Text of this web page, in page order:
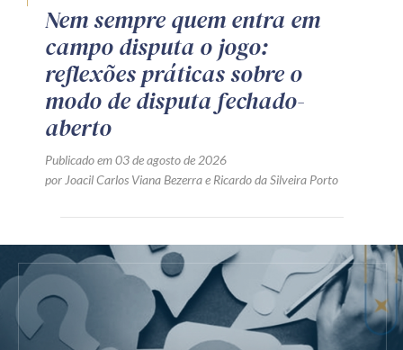
Nem sempre quem entra em
campo disputa o jogo:
reflexões práticas sobre o
modo de disputa fechado-
aberto
Publicado em 03 de agosto de 2026
por Joacil Carlos Viana Bezerrae Ricardo da Silveira Porto